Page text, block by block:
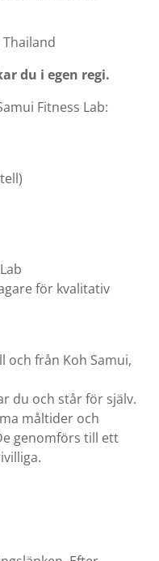
Thailand
du i egen regi.
Fitness Lab:
för kvalitativ
och från Koh Samui,
du och står för själv.
måltider och
genomförs till ett